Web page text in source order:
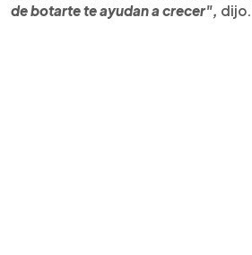
de botarte te ayudan a crecer", dijo.